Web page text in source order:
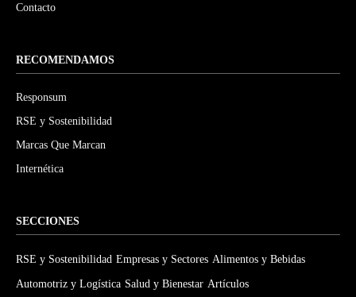
Contacto
RECOMENDAMOS
Responsum
RSE y Sostenibilidad
Marcas Que Marcan
Internética
SECCIONES
RSE y Sostenibilidad Empresas y Sectores Alimentos y Bebidas
Automotriz y Logística Salud y Bienestar Artículos